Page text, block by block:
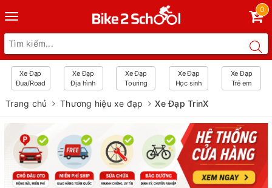
Toggle
navigation
0
Xe Đạp
Đua/Road
Xe Đạp
Địa hình
Xe Đạp
Touring
Xe Đạp
Học sinh
Xe Đạp
Trẻ em
Trang chủ Thương hiệu xe đạp Xe Đạp TrinX